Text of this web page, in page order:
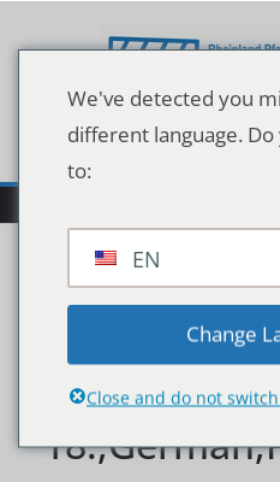
Inhalt
many,-
We've detected you
different language.
to:
EN
Change
Close and do not